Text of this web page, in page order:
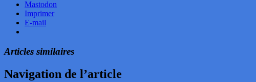
Mastodon
Imprimer
E-mail
Articles similaires
Navigation de l’article